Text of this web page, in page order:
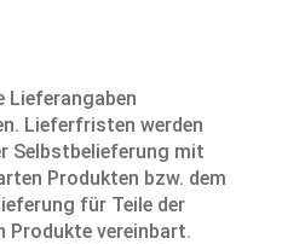
Lieferangaben
Lieferfristen werden
Selbstbelieferung mit
Produkten bzw. dem
für Teile der
Produkte vereinbart.